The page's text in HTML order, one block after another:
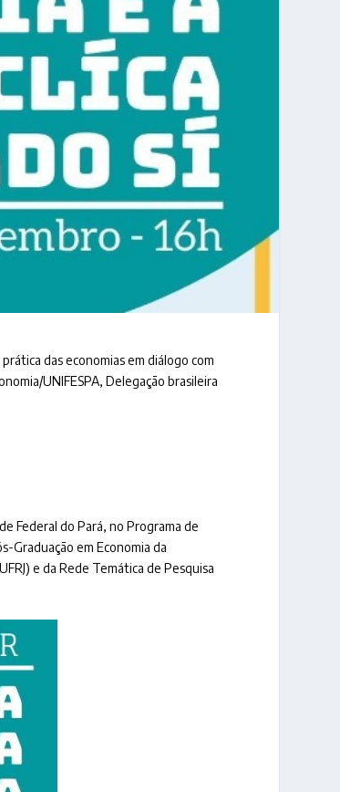
das economias em diálogo com
UNIFESPA, Delegação brasileira
Federal do Pará, no Programa de
Graduação em Economia da
e da Rede Temática de Pesquisa